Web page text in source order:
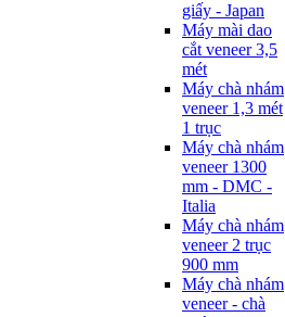
giấy - Japan
Máy mài dao
cắt veneer 3,5
mét
Máy chà nhám
veneer 1,3 mét
1 trục
Máy chà nhám
veneer 1300
mm - DMC -
Italia
Máy chà nhám
veneer 2 trục
900 mm
Máy chà nhám
veneer - chà